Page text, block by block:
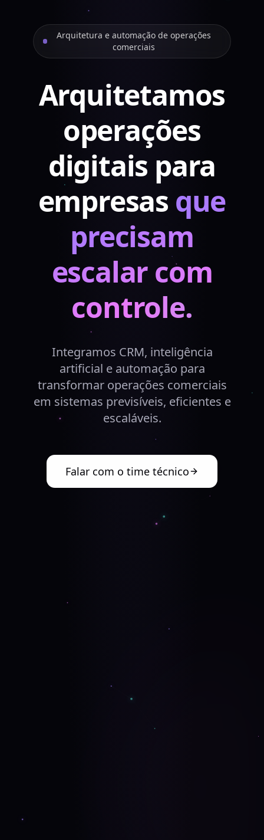
Arquitetura e automação de operações
comerciais
Arquitetamos
operações
digitais para
empresas que
precisam
escalar com
controle.
Integramos CRM, inteligência
artificial e automação para
transformar operações comerciais
em sistemas previsíveis, eficientes e
escaláveis.
Falar com o time técnico